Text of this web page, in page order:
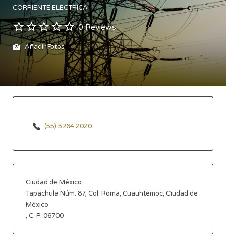
CORRIENTE ELÉCTRICA
0 Reviews
Añadir Fotos
(55) 5264 2020
Ciudad de México
Tapachula Núm. 87, Col. Roma, Cuauhtémoc, Ciudad de
México
, C. P. 06700